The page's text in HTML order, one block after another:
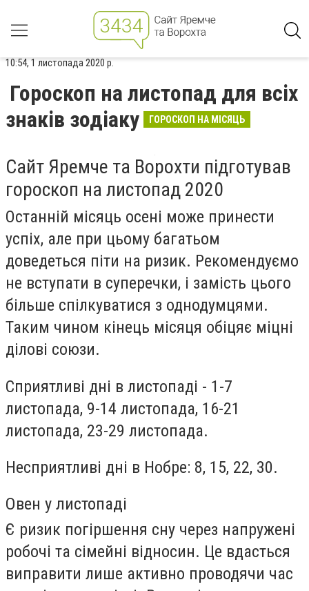
10:54, 1 листопада 2020 р.
Гороскоп на листопад для всіх
знаків зодіаку
ГОРОСКОП НА МІСЯЦЬ
Сайт Яремче та Ворохти підготував
гороскоп на листопад 2020
Останній місяць осені може принести
успіх, але при цьому багатьом
доведеться піти на ризик. Рекомендуємо
не вступати в суперечки, і замість цього
більше спілкуватися з однодумцями.
Таким чином кінець місяця обіцяє міцні
ділові союзи.
Сприятливі дні в листопаді - 1-7
листопада, 9-14 листопада, 16-21
листопада, 23-29 листопада.
Несприятливі дні в Нобре: 8, 15, 22, 30.
Овен у листопаді
Є ризик погіршення сну через напружені
робочі та сімейні відносин. Це вдасться
виправити лише активно проводячи час